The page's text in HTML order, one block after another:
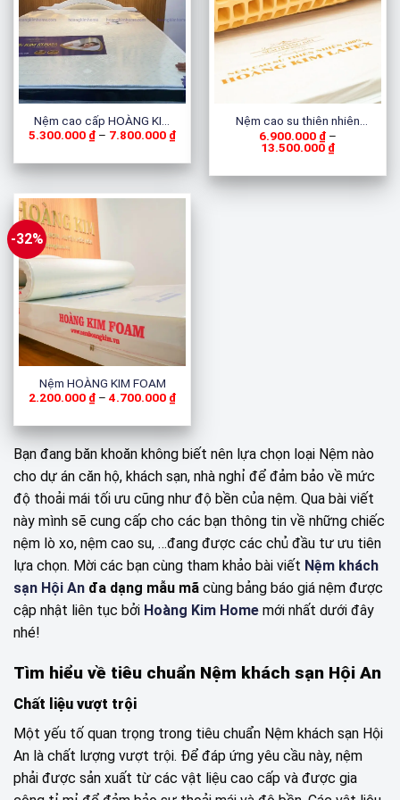
Nệm cao cấp HOÀNG KIM
RUSSIA
5.300.000 ₫ – 7.800.000 ₫Khoảng
7.800.000 ₫
Nệm cao su thiên nhiên
HOÀNG KIM
6.900.000 ₫ –
13.500.000 ₫Khoảng
6.900.000 ₫
-32%
Nệm HOÀNG KIM FOAM
2.200.000 ₫ – 4.700.000 ₫Khoảng
4.700.000 ₫
Bạn đang băn khoăn không biết nên lựa chọn loại Nệm nào
cho dự án căn hộ, khách sạn, nhà nghỉ để đảm bảo về mức
độ thoải mái tối ưu cũng như độ bền của nệm. Qua bài viết
này mình sẽ cung cấp cho các bạn thông tin về những chiếc
nệm lò xo, nệm cao su, …đang được các chủ đầu tư ưu tiên
lựa chọn. Mời các bạn cùng tham khảo bài viết Nệm khách
sạn Hội An đa dạng mẫu mã cùng bảng báo giá nệm được
cập nhật liên tục bởi Hoàng Kim Home mới nhất dưới đây
nhé!
Tìm hiểu về tiêu chuẩn Nệm khách sạn Hội An
Chất liệu vượt trội
Một yếu tố quan trọng trong tiêu chuẩn Nệm khách sạn Hội
An là chất lượng vượt trội. Để đáp ứng yêu cầu này, nệm
phải được sản xuất từ các vật liệu cao cấp và được gia